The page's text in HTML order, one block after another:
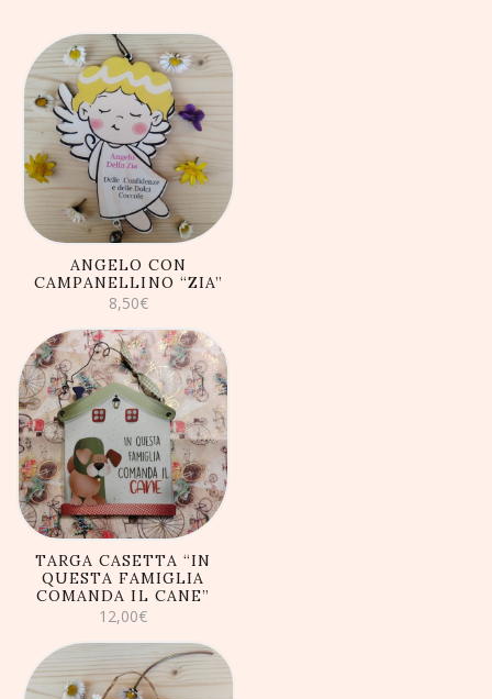
AGGIUNGI AL
CARRELLO
ANGELO CON
CAMPANELLINO “ZIA”
8,50€
AGGIUNGI AL
CARRELLO
TARGA CASETTA “IN
QUESTA FAMIGLIA
COMANDA IL CANE”
12,00€